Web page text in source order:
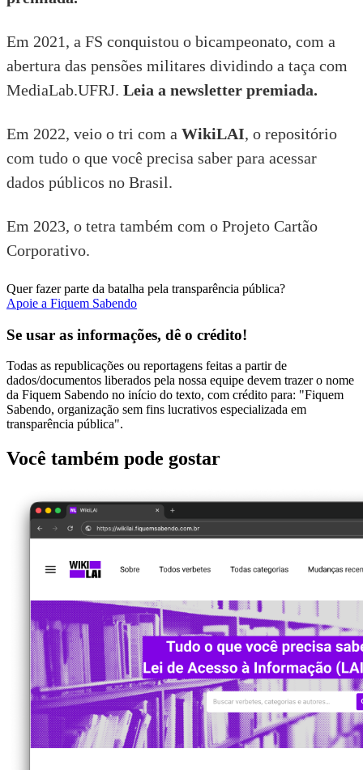
Em 2021, a FS conquistou o bicampeonato, com a
abertura das pensões militares dividindo a taça com
MediaLab.UFRJ. Leia a newsletter premiada.
Em 2022, veio o tri com a WikiLAI, o repositório
com tudo o que você precisa saber para acessar
dados públicos no Brasil.
Em 2023, o tetra também com o Projeto Cartão
Corporativo.
Quer fazer parte da batalha pela transparência pública?
Apoie a Fiquem Sabendo
Se usar as informações, dê o crédito!
Todas as republicações ou reportagens feitas a partir de
dados/documentos liberados pela nossa equipe devem trazer o nome
da Fiquem Sabendo no início do texto, com crédito para: "Fiquem
Sabendo, organização sem fins lucrativos especializada em
transparência pública".
Você também pode gostar